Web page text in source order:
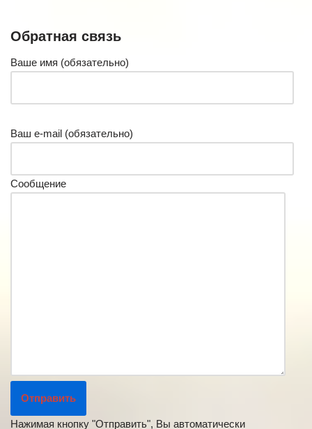
Обратная связь
Ваше имя (обязательно)
Ваш e-mail (обязательно)
Сообщение
Нажимая кнопку "Отправить", Вы автоматически